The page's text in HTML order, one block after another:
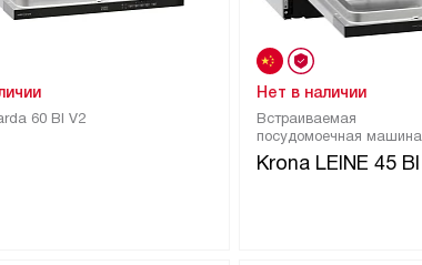
60 BI V2
Встраиваемая
посудомоечная машина
Krona LEINE 45 BI
Нет в наличии